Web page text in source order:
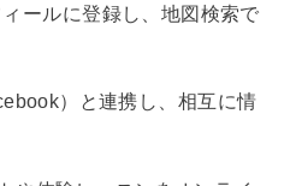
ールに登録し、地図検索で
）と連携し、相互に情